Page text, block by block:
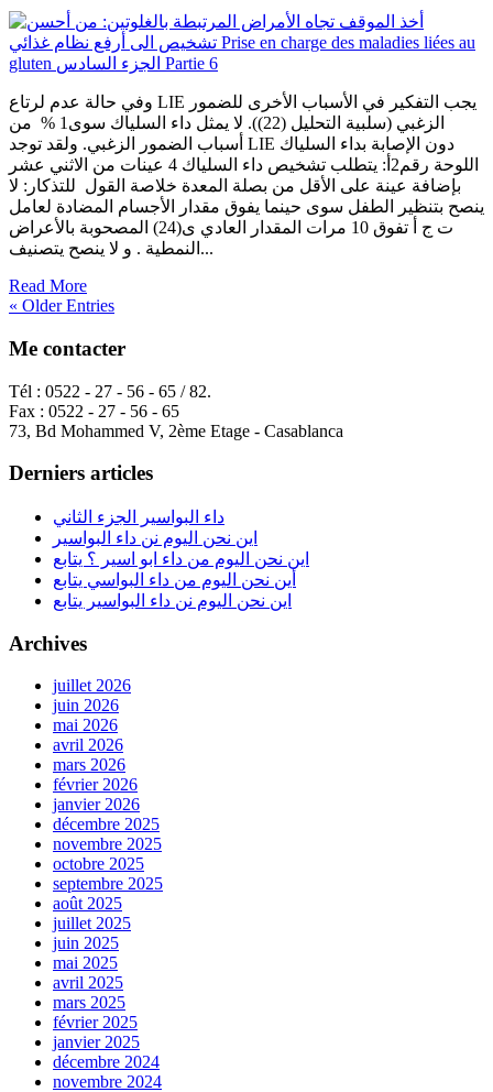
الموقف
تجاه
الأمراض
بالغلوتين:
من
أحسن
تشخيص
الى
أرفع
نظام
غذائي
au
gluten
الجزء
وفي حالة عدم لرتاع LIE يجب التفكير في الأسباب الأخرى للضمور
الزغبي (سلبية التحليل (22)). لا يمثل داء السلياك سوى1 % من
أسباب الضمور الزغبي. ولقد توجد LIE دون الإصابة بداء السلياك
اللوحة رقم2أ: يتطلب تشخيص داء السلياك 4 عينات من الاثني عشر
بإضافة عينة على الأقل من بصلة المعدة خلاصة القول للتذكار: لا
ينصح بتنظير الطفل سوى حينما يفوق مقدار الأجسام المضادة لعامل
ت ج أ تفوق 10 مرات المقدار العادي ى(24) المصحوبة بالأعراض
النمطية . و لا ينصح يتصنيف...
Read More
« Older Entries
Me contacter
Tél : 0522 - 27 - 56 - 65 / 82.
Fax : 0522 - 27 - 56 - 65
73, Bd Mohammed V, 2ème Etage - Casablanca
Derniers articles
داء البواسير الجزء الثاني
اين نحن اليوم نن داء البواسير
اين نحن اليوم من داء ابو اسير ؟ يتابع
أين نحن اليوم من داء البواسي يتابع
اين نحن اليوم نن داء البواسير يتابع
Archives
juillet 2026
juin 2026
mai 2026
avril 2026
mars 2026
février 2026
janvier 2026
décembre 2025
novembre 2025
octobre 2025
septembre 2025
août 2025
juillet 2025
juin 2025
mai 2025
avril 2025
mars 2025
février 2025
janvier 2025
décembre 2024
novembre 2024